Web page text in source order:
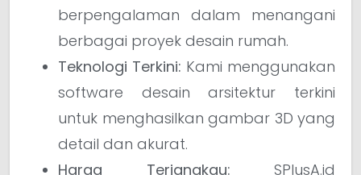
berpengalaman dalam menangani
berbagai proyek desain rumah.
Teknologi Terkini: Kami menggunakan
software desain arsitektur terkini
untuk menghasilkan gambar 3D yang
detail dan akurat.
Harga Terjangkau: SPlusA.id